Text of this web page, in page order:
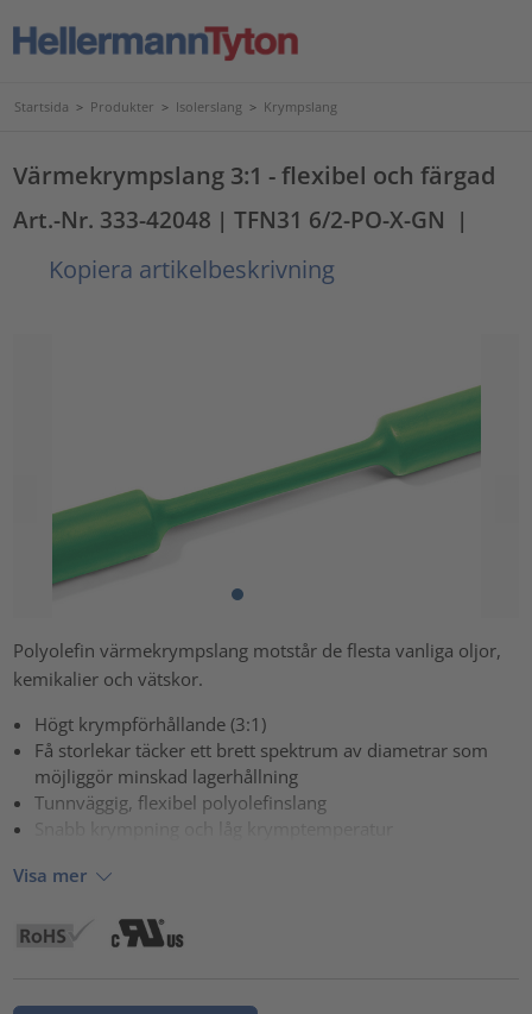
Startsida > Produkter > Isolerslang > Krympslang
Värmekrympslang 3:1 - flexibel och färgad
Art.-Nr. 333-42048 | TFN31 6/2-PO-X-GN |
Kopiera artikelbeskrivning
Polyolefin värmekrympslang motstår de flesta vanliga oljor,
kemikalier och vätskor.
Högt krympförhållande (3:1)
Få storlekar täcker ett brett spektrum av diametrar som
möjliggör minskad lagerhållning
Tunnväggig, flexibel polyolefinslang
Visa mer